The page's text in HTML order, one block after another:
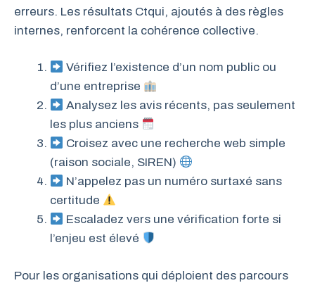
erreurs. Les résultats Ctqui, ajoutés à des règles
internes, renforcent la cohérence collective.
Vérifiez l’existence d’un nom public ou
d’une entreprise
Analysez les avis récents, pas seulement
les plus anciens
Croisez avec une recherche web simple
(raison sociale, SIREN)
N’appelez pas un numéro surtaxé sans
certitude
Escaladez vers une vérification forte si
l’enjeu est élevé
Pour les organisations qui déploient des parcours